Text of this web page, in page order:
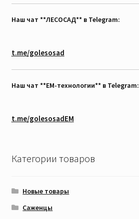
Наш чат **ЛЕСОСАД** в Telegram:
t.me/golesosad
Наш чат **EM-технологии** в Telegram:
t.me/golesosadEM
Категории товаров
Новые товары
Саженцы